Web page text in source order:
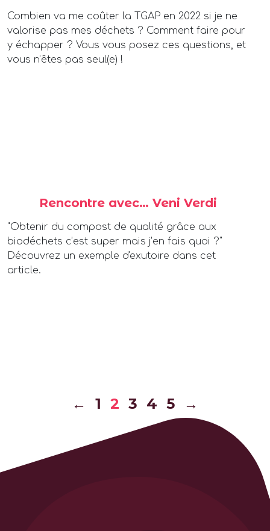
Combien va me coûter la TGAP en 2022 si je ne
valorise pas mes déchets ? Comment faire pour
y échapper ? Vous vous posez ces questions, et
vous n’êtes pas seul(e) !
Rencontre avec… Veni Verdi
"Obtenir du compost de qualité grâce aux
biodéchets c’est super mais j’en fais quoi ?"
Découvrez un exemple d'exutoire dans cet
article.
← 1 2 3 4 5 →